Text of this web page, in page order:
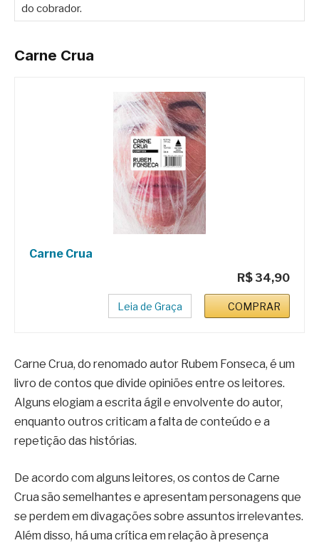
do cobrador.
Carne Crua
Carne Crua
R$ 34,90
Leia de Graça COMPRAR
Carne Crua, do renomado autor Rubem Fonseca, é um
livro de contos que divide opiniões entre os leitores.
Alguns elogiam a escrita ágil e envolvente do autor,
enquanto outros criticam a falta de conteúdo e a
repetição das histórias.
De acordo com alguns leitores, os contos de Carne
Crua são semelhantes e apresentam personagens que
se perdem em divagações sobre assuntos irrelevantes.
Além disso, há uma crítica em relação à presença